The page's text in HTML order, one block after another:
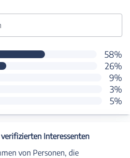
58%
26%
9%
3%
5%
Interessenten
von Personen, die